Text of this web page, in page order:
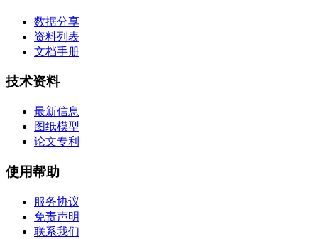
数据分享
资料列表
文档手册
技术资料
最新信息
图纸模型
论文专利
使用帮助
服务协议
免责声明
联系我们